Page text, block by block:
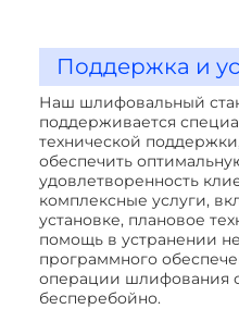
Поддержка и
Наш шлифовальный
поддерживается
технической
обеспечить
удовлетворенность
комплексные услуги,
установке, плановое
помощь в устранении
программного
операции шлифования
бесперебойно.